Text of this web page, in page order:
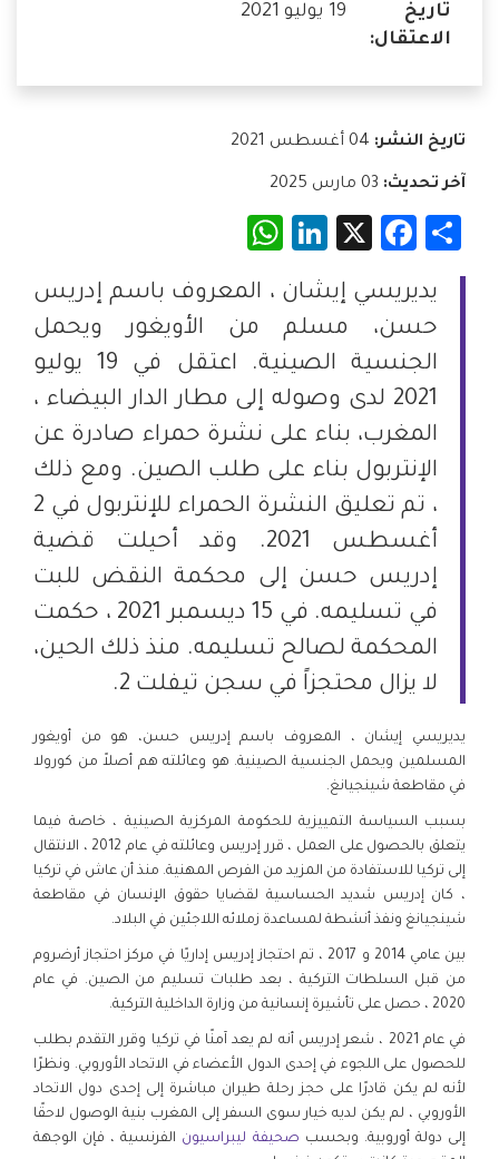
تاريخ
الاعتقال:
19 يوليو 2021
تاريخ النشر:
آخر تحديث:
Share
Facebook
LinkedIn
يديريسي إيشان ، المعروف باسم إدريس
حسن، مسلم من الأويغور ويحمل
الجنسية الصينية. اعتقل في 19 يوليو
2021 لدى وصوله إلى مطار الدار البيضاء ،
المغرب، بناء على نشرة حمراء صادرة عن
الإنتربول بناء على طلب الصين. ومع ذلك
، تم تعليق النشرة الحمراء للإنتربول في 2
أغسطس 2021. وقد أحيلت قضية
إدريس حسن إلى محكمة النقض للبت
في تسليمه. في 15 ديسمبر 2021 ، حكمت
المحكمة لصالح تسليمه. منذ ذلك الحين،
لا يزال محتجزاً في سجن تيفلت 2.
يديريسي إيشان ، المعروف باسم إدريس حسن، هو من أويغور
المسلمين ويحمل الجنسية الصينية. هو وعائلته هم أصلاً من كورولا
في مقاطعة شينجيانغ.
بسبب السياسة التمييزية للحكومة المركزية الصينية ، خاصة فيما
يتعلق بالحصول على العمل ، قرر إدريس وعائلته في عام 2012 ، الانتقال
إلى تركيا للاستفادة من المزيد من الفرص المهنية. منذ أن عاش في تركيا
، كان إدريس شديد الحساسية لقضايا حقوق الإنسان في مقاطعة
شينجيانغ ونفذ أنشطة لمساعدة زملائه اللاجئين في البلاد.
بين عامي 2014 و 2017 ، تم احتجاز إدريس إداريًا في مركز احتجاز أرضروم
من قبل السلطات التركية ، بعد طلبات تسليم من الصين. في عام
2020 ، حصل على تأشيرة إنسانية من وزارة الداخلية التركية.
في عام 2021 ، شعر إدريس أنه لم يعد آمنًا في تركيا وقرر التقدم بطلب
للحصول على اللجوء في إحدى الدول الأعضاء في الاتحاد الأوروبي. ونظرًا
لأنه لم يكن قادرًا على حجز رحلة طيران مباشرة إلى إحدى دول الاتحاد
الأوروبي ، لم يكن لديه خيار سوى السفر إلى المغرب بنية الوصول لاحقًا
إلى دولة أوروبية. وبحسب صحيفة ليبراسيون الفرنسية ، فإن الوجهة